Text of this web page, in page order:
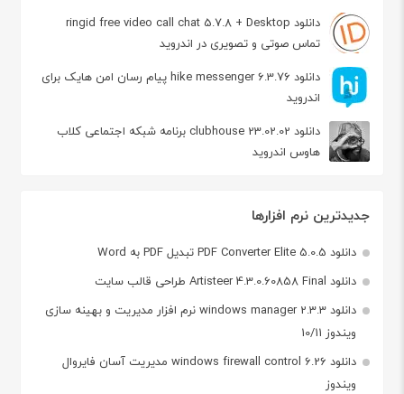
دانلود ringid free video call chat 5.7.8 + Desktop
تماس صوتی و تصویری در اندروید
دانلود hike messenger 6.3.76 پیام‌ رسان‌ امن هایک برای
اندروید
دانلود clubhouse 23.02.02 برنامه شبکه اجتماعی کلاب
هاوس اندروید
جدیدترین نرم افزارها
دانلود PDF Converter Elite 5.0.5 تبدیل PDF به Word
دانلود Artisteer 4.3.0.60858 Final طراحی قالب سایت
دانلود windows manager 2.3.3 نرم افزار مدیریت و بهینه سازی
ویندوز 10/11
دانلود windows firewall control 6.26 مدیریت آسان فایروال
ویندوز